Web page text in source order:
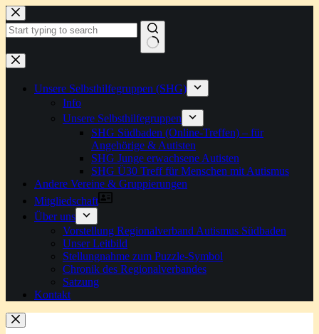
Zum
Inhalt
springen
Keine
Ergebnisse
Unsere Selbsthilfegruppen (SHG)
Info
Unsere Selbsthilfegruppen
SHG Südbaden (Online-Treffen) – für
Angehörige & Autisten
SHG Junge erwachsene Autisten
SHG Ü30 Treff für Menschen mit Autismus
Andere Vereine & Gruppierungen
Mitgliedschaft
Über uns
Vorstellung Regionalverband Autismus Südbaden
Unser Leitbild
Stellungnahme zum Puzzle-Symbol
Chronik des Regionalverbandes
Satzung
Kontakt